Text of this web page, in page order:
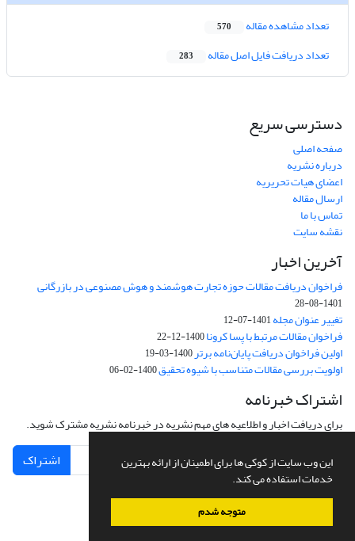
این وب سایت از کوکی ها برای اطمینان از ارائه بهترین
خدمات استفاده می کند.
متوجه شدم
تعداد مشاهده مقاله 570
تعداد دریافت فایل اصل مقاله 283
دسترسی سریع
صفحه اصلی
درباره نشریه
اعضای هیات تحریریه
ارسال مقاله
تماس با ما
نقشه سایت
آخرین اخبار
فراخوان دریافت مقالات حوزه تجارت هوشمند و هوش مصنوعی در بازرگانی
1401-08-28
تغییر عنوان مجله1401-07-12
فراخوان مقالات مرتبط با پسا کرونا1400-12-22
اولین فراخوان دریافت پایان‌نامه برتر1400-03-19
اولویت بررسی مقالات متناسب با شیوه تحقیق1400-02-06
اشتراک خبرنامه
برای دریافت اخبار و اطلاعیه های مهم نشریه در خبرنامه نشریه مشترک شوید.
اشتراک
سامانه مدیریت نشریات علمی.طراحی و پیاده سازی ازسیناوب